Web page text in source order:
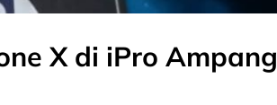
X di iPro Ampang